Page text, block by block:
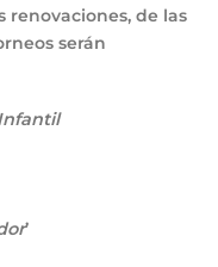
renovaciones, de las
serán
’